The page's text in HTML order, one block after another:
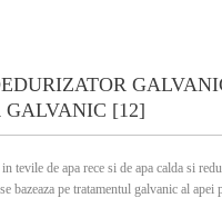
GALVANIC [12]
tevile de apa rece si de apa calda si
bazeaza pe tratamentul galvanic al apei